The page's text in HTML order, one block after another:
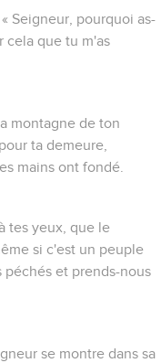
Seigneur, pourquoi as-
cela que tu m'as
montagne de ton
ta demeure,
mains ont fondé.
tes yeux, que le
si c'est un peuple
péchés et prends-nous
se montre dans sa